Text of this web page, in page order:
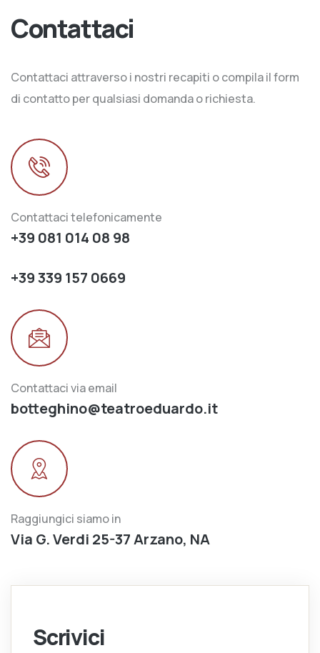
Contattaci
Contattaci attraverso i nostri recapiti o compila il form
di contatto per qualsiasi domanda o richiesta.
Contattaci telefonicamente
+39 081 014 08 98
+39 339 157 0669
Contattaci via email
botteghino@teatroeduardo.it
Raggiungici siamo in
Via G. Verdi 25-37 Arzano, NA
Scrivici